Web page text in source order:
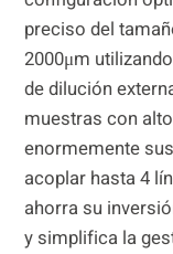
preciso del
2000μm
de dilución
muestras con
enormemente
acoplar hasta 4
ahorra su
y simplifica la